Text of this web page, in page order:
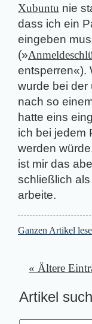
Xubuntu nie
dass ich ein
eingeben
(»
entsperren«).
wurde bei der
nach so
hatte eins
ich bei jedem
werden
ist mir das
schließlich
arbeite.
Ganzen Artikel
« Ältere
Artikel